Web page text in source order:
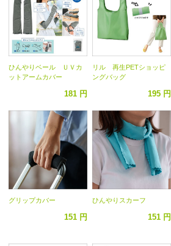
ひんやりベール ＵＶカ
ットアームカバー
181 円
リル 再生PETショッピ
ングバッグ
195 円
グリップカバー
151 円
ひんやりスカーフ
151 円